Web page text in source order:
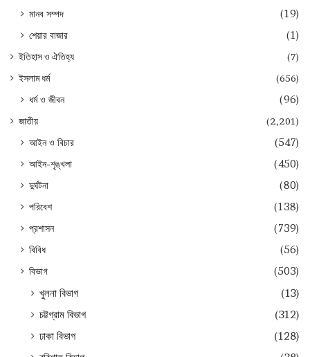
মানব সম্পদ
(19)
শেয়ার বাজার
(1)
ইতিহাস ও ঐতিহ্য
(7)
ইসলাম ধর্ম
(656)
ধর্ম ও জীবন (96)
জাতীয় (2,201)
আইন ও বিচার
(547)
আইন-শৃঙ্খলা
(450)
দুর্ঘটনা
(80)
পরিবেশ
(138)
প্রশাসন
(739)
বিবিধ
(56)
বিভাগ
(503)
খুলনা বিভাগ
(13)
চট্টগ্রাম বিভাগ
(312)
ঢাকা বিভাগ
(128)